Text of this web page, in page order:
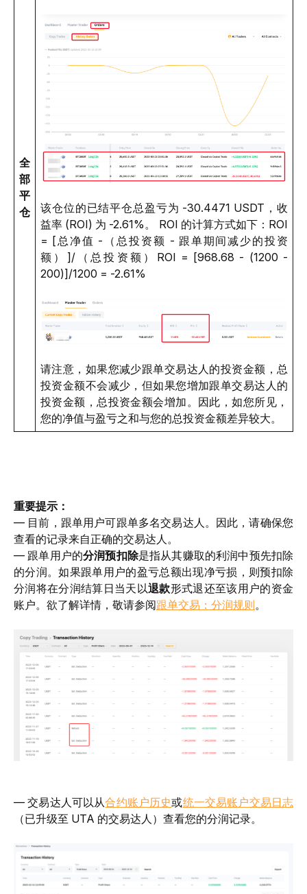
全
部
平
仓
该仓位的已结平仓总盈亏为 -30.4471 USDT，收
益率 (ROI) 为 -2.61%。 ROI 的计算方式如下： ROI
= [总净值 -（总投资额 - 跟单期间减少的投资
额）]/（总投资额） ROI = [968.68 - (1200 -
200)]/1200 = -2.61%
请注意，如果您减少跟单交易达人的投资金额，总
投资金额不会减少，但如果您增加跟单交易达人的
投资金额，总投资金额会增加。因此，如您所见，
您的净值与盈亏之和与您的总投资金额差异较大。
重要提示：
— 目前，跟单用户可跟单多名交易达人。因此，请确保您
查看的记录来自正确的交易达人。
— 跟单用户的分润预扣除是指从其赚取的利润中预先扣除
的分润。如果跟单用户的盈亏总额出现净亏损，则预扣除
分润将在分润结算日当天以退款形式退还至该用户的资金
账户。欲了解详情，敬请参阅跟单交易：分润规则。
— 交易达人可以从合约账户历史或统一交易账户交易日志
（已升级至 UTA 的交易达人）查看您的分润记录。